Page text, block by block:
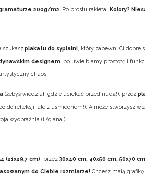
200g/m2 . Po prostu rakieta! Kolory?
szukasz plakatu do sypialni , który zapewni Ci dobre
designem , bo uwielbiamy prostotę i
chaos.
(żebyś wiedział, gdzie uciekać przed nudą!), przez
do refleksji, ale z uśmiechem!). A może stworzysz
wyobraźnia (i ściana!).
(21x29,7 cm) , przez 30x40 cm, 40x50 cm, 50x70 cm
do Ciebie rozmiarze! Chcesz małą